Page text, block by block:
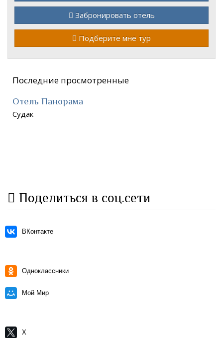
Забронировать отель
Подберите мне тур
Последние просмотренные
Отель Панорама
Судак
Поделиться в соц.сети
ВКонтакте
Одноклассники
Мой Мир
X